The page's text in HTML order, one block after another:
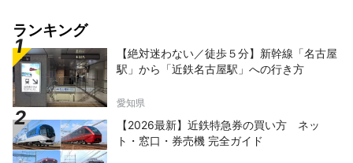
ランキング
【絶対迷わない／徒歩５分】新幹線「名古屋
駅」から「近鉄名古屋駅」への行き方
愛知県
【2026最新】近鉄特急券の買い方 ネッ
ト・窓口・券売機 完全ガイド